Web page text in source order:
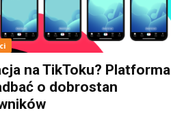
na TikToku? Platforma
o dobrostan